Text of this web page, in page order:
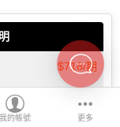
我的帳號 更多
$718/期
$362/期